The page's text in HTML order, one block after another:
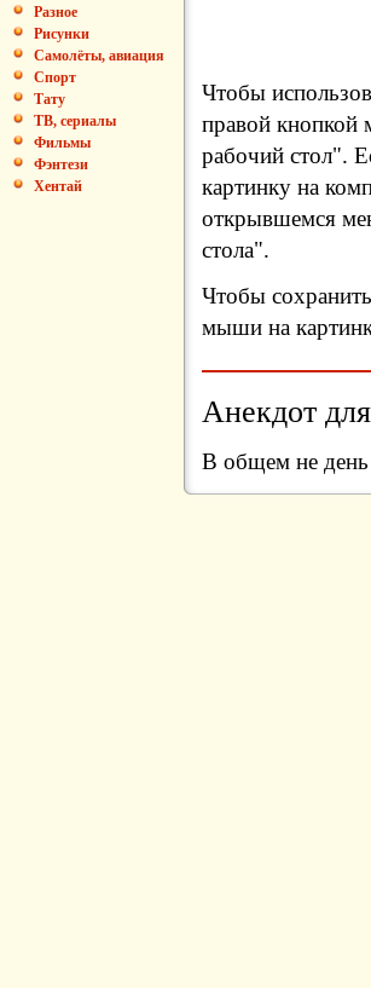
Разное
Рисунки
Самолёты, авиация
Спорт
Тату
ТВ, сериалы
Фильмы
Фэнтези
Хентай
Чтобы
правой
рабочий стол".
картинку на
открывшемся
стола".
Чтобы
мыши на
Анекдот
В общем не